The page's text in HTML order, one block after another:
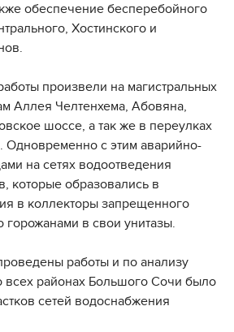
обеспечение бесперебойного
Хостинского и
произвели на магистральных
Аллея Челтенхема, Абовяна,
шоссе, а так же в переулках
с этим аварийно-
на сетях водоотведения
которые образовались в
в коллекторы запрещенного
горожанами в свои унитазы.
работы и по анализу
всех районах Большого Сочи было
сетей водоснабжения